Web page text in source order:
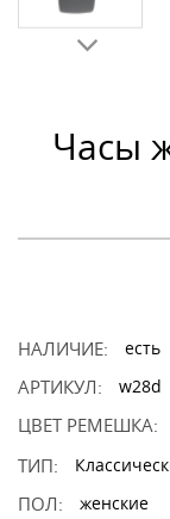
Часы
НАЛИЧИЕ: есть
АРТИКУЛ: w28d
ЦВЕТ РЕМЕШКА:
ТИП:
ПОЛ: женские